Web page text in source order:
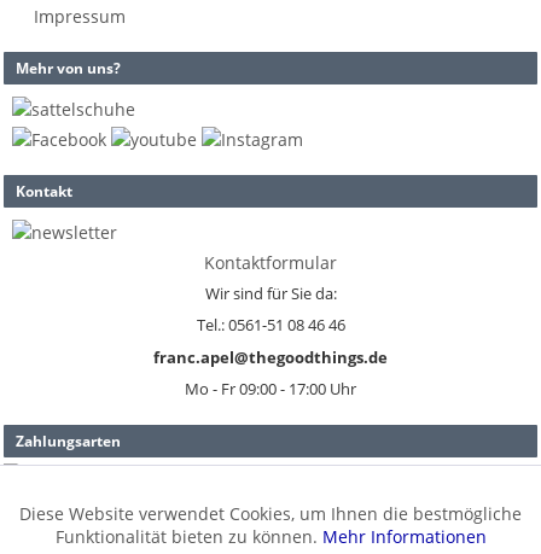
Impressum
Mehr von uns?
Kontakt
Kontaktformular
Wir sind für Sie da:
Tel.: 0561-51 08 46 46
franc.apel@thegoodthings.de
Mo - Fr 09:00 - 17:00 Uhr
Zahlungsarten
Versand
Funktionale Aktiv
Diese Website verwendet Cookies, um Ihnen die bestmögliche
Funktionalität bieten zu können. Mehr Informationen